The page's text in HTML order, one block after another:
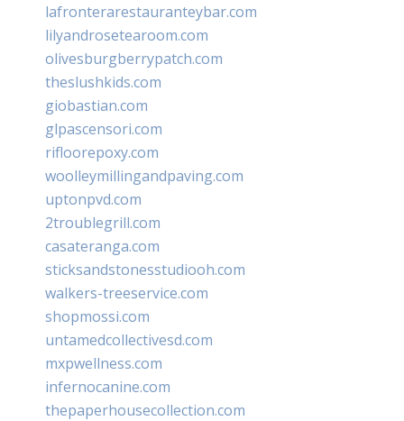
lafronterarestauranteybar.com
lilyandrosetearoom.com
olivesburgberrypatch.com
theslushkids.com
giobastian.com
glpascensori.com
rifloorepoxy.com
woolleymillingandpaving.com
uptonpvd.com
2troublegrill.com
casateranga.com
sticksandstonesstudiooh.com
walkers-treeservice.com
shopmossi.com
untamedcollectivesd.com
mxpwellness.com
infernocanine.com
thepaperhousecollection.com